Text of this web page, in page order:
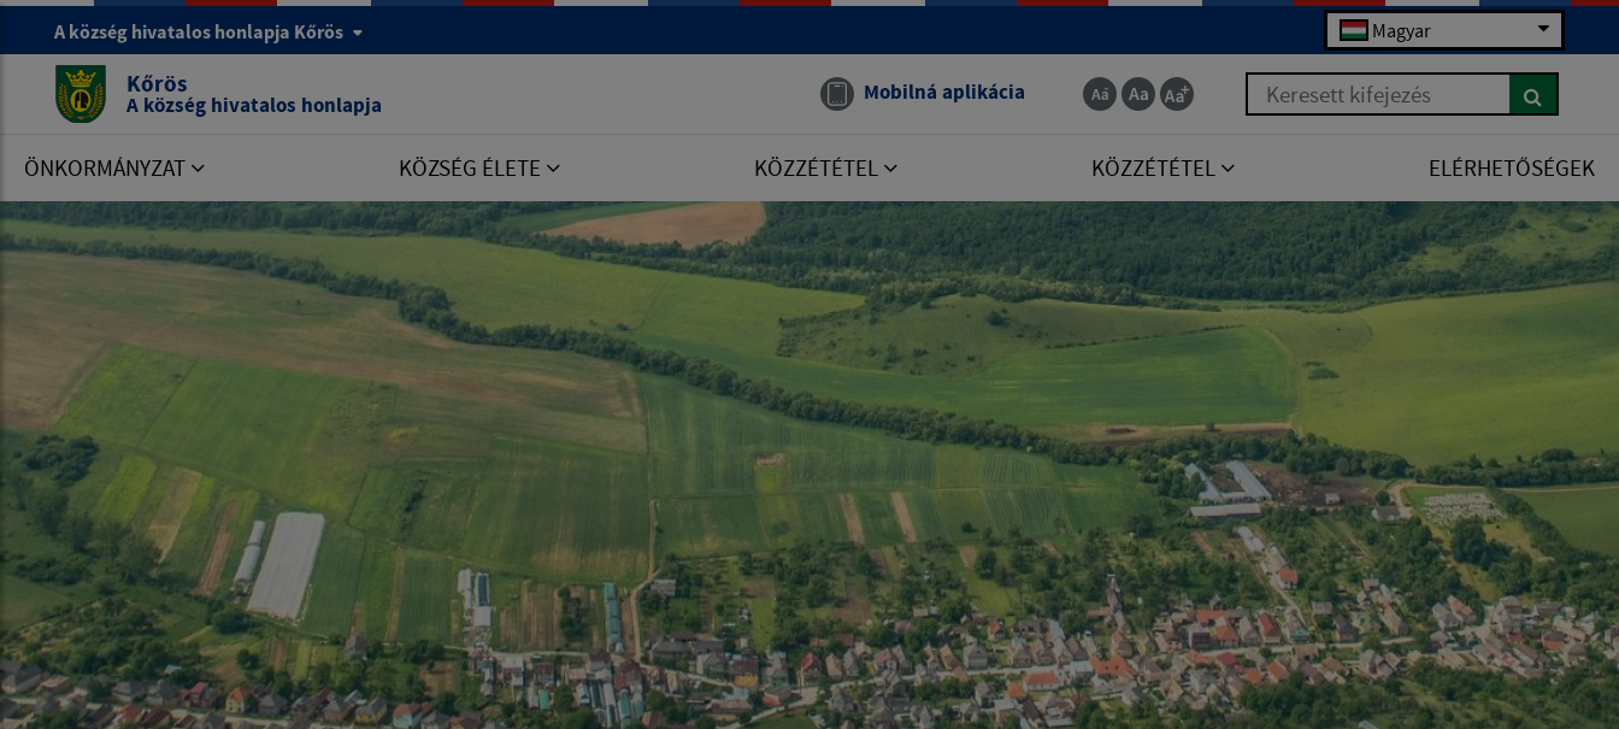
A község hivatalos honlapja Kőrös Magyar
Kőrös
A község hivatalos honlapja Mobilná aplikácia Keresett kifejezés
ÖNKORMÁNYZAT KÖZSÉG ÉLETE KÖZZÉTÉTEL KÖZZÉTÉTEL ELÉRHETŐSÉGEK